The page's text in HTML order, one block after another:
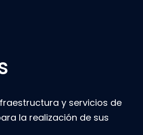
y servicios de
la realización de sus